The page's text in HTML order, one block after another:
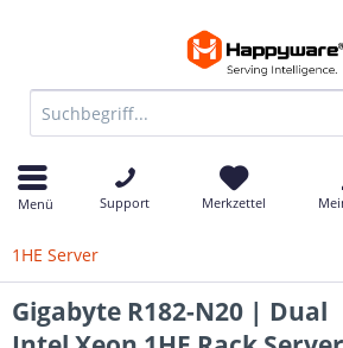
Menü Support Merkzettel
1HE Server
Gigabyte R182-N20 | Dual